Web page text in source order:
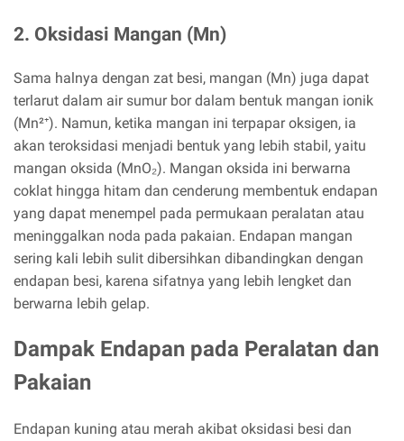
2. Oksidasi Mangan (Mn)
Sama halnya dengan zat besi, mangan (Mn) juga dapat
terlarut dalam air sumur bor dalam bentuk mangan ionik
(Mn²⁺). Namun, ketika mangan ini terpapar oksigen, ia
akan teroksidasi menjadi bentuk yang lebih stabil, yaitu
mangan oksida (MnO₂). Mangan oksida ini berwarna
coklat hingga hitam dan cenderung membentuk endapan
yang dapat menempel pada permukaan peralatan atau
meninggalkan noda pada pakaian. Endapan mangan
sering kali lebih sulit dibersihkan dibandingkan dengan
endapan besi, karena sifatnya yang lebih lengket dan
berwarna lebih gelap.
Dampak Endapan pada Peralatan dan
Pakaian
Endapan kuning atau merah akibat oksidasi besi dan